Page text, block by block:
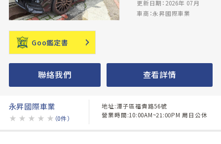
更新日期：2026年 07月
車商：永昇國際車業
Goo鑑定書
聯絡我們 查看詳情
永昇國際車業
★ ★ ★ ★ ★ （0件）
地址:潭子區福貴路56號
營業時間:10:00AM~21:00PM 周日公休